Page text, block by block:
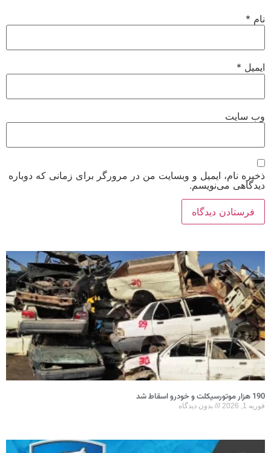
نام*
ایمیل*
وب‌ سایت
ذخیره نام، ایمیل و وبسایت من در مرورگر برای زمانی که دوباره
دیدگاهی می‌نویسم.
190 هزار موتورسیکلت و خودرو اسقاط شد
فوریه 1, 2026 بدون دیدگاه